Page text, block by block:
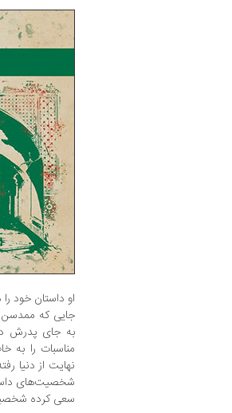
او داستان خود
جایی که
به جای پدرش
مناسبات را به
نهایت از دنیا
شخصیت‌های
سعی کرده